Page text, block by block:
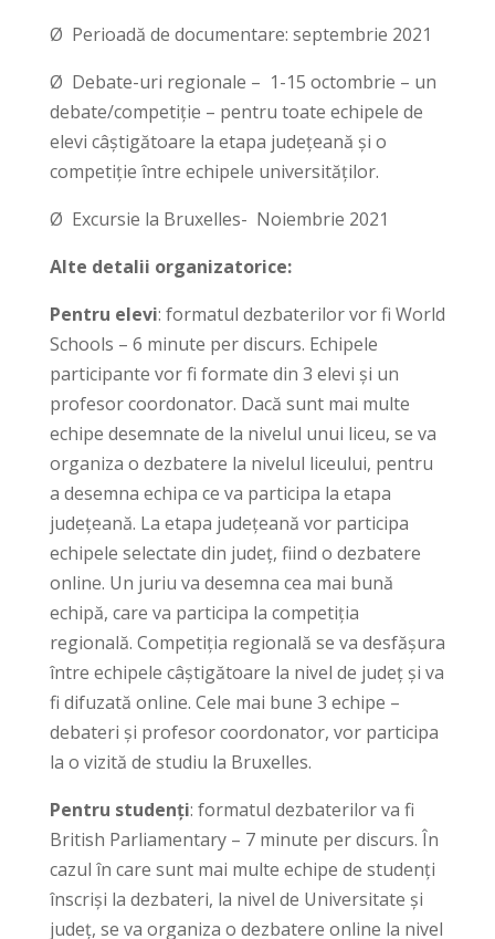
Ø Perioadă de documentare: septembrie 2021
Ø Debate-uri regionale – 1-15 octombrie – un
debate/competiție – pentru toate echipele de
elevi câștigătoare la etapa județeană și o
competiție între echipele universităților.
Ø Excursie la Bruxelles- Noiembrie 2021
Alte detalii organizatorice:
Pentru elevi: formatul dezbaterilor vor fi World
Schools – 6 minute per discurs. Echipele
participante vor fi formate din 3 elevi și un
profesor coordonator. Dacă sunt mai multe
echipe desemnate de la nivelul unui liceu, se va
organiza o dezbatere la nivelul liceului, pentru
a desemna echipa ce va participa la etapa
județeană. La etapa județeană vor participa
echipele selectate din județ, fiind o dezbatere
online. Un juriu va desemna cea mai bună
echipă, care va participa la competiția
regională. Competiția regională se va desfășura
între echipele câștigătoare la nivel de județ și va
fi difuzată online. Cele mai bune 3 echipe –
debateri și profesor coordonator, vor participa
la o vizită de studiu la Bruxelles.
Pentru studenți: formatul dezbaterilor va fi
British Parliamentary – 7 minute per discurs. În
cazul în care sunt mai multe echipe de studenți
înscriși la dezbateri, la nivel de Universitate și
județ, se va organiza o dezbatere online la nivel